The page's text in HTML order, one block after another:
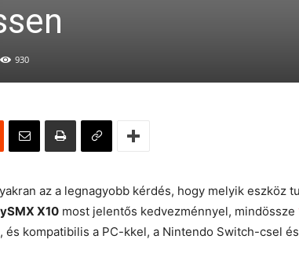
930
az a legnagyobb kérdés, hogy melyik eszköz
X10 most jelentős kedvezménnyel, mindössze
és kompatibilis a PC-kkel, a Nintendo Switch-csel